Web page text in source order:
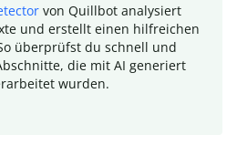
von Quillbot analysiert
und erstellt einen hilfreichen
überprüfst du schnell und
die mit AI generiert
wurden.